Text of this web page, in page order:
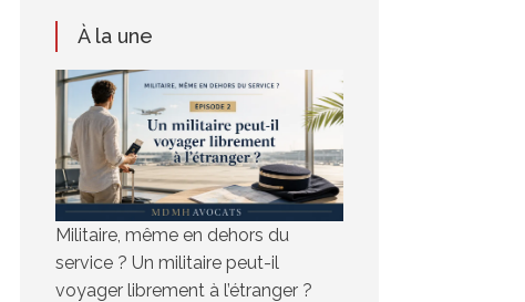
À la une
Militaire, même en dehors du
service ? Un militaire peut-il
voyager librement à l’étranger ?